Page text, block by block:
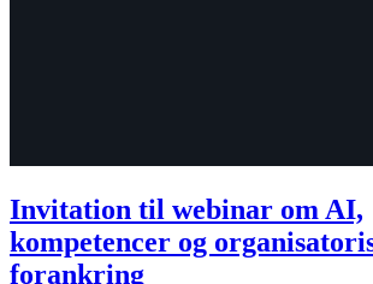
Invitation til webinar om AI,
kompetencer og
forankring